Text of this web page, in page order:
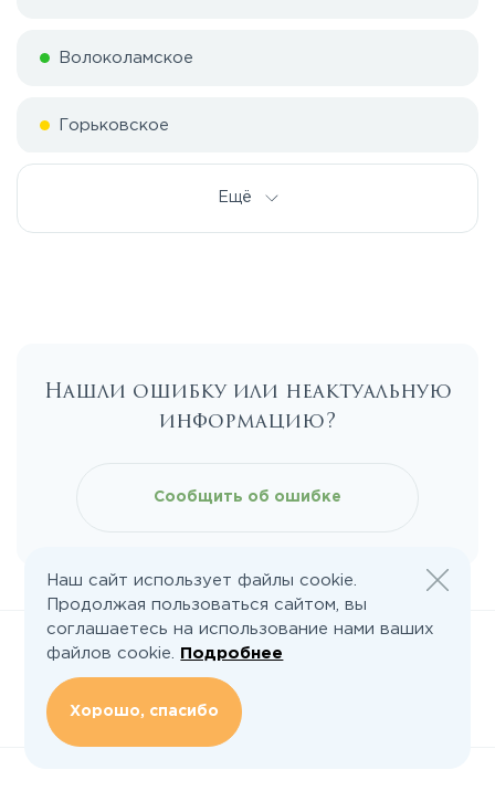
Волоколамское
Горьковское
Каширское
Ещё
Нашли ошибку или неактуальную
информацию?
Сообщить об ошибке
Следите за нами:
Наш сайт использует файлы cookie.
Продолжая пользоваться сайтом, вы
соглашаетесь на использование нами ваших
файлов cookie.
Подробнее
Хорошо, спасибо